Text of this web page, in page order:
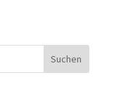
Suchen